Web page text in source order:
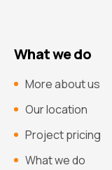
What we do
More about us
Our location
Project pricing
What we do